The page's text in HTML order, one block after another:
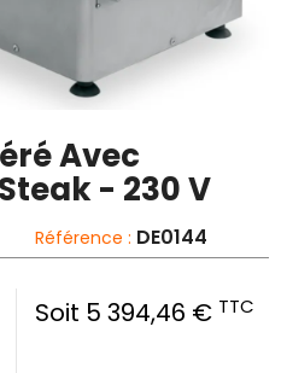
Avec
- 230 V
Référence : DE0144
Soit 5 394,46 € TTC